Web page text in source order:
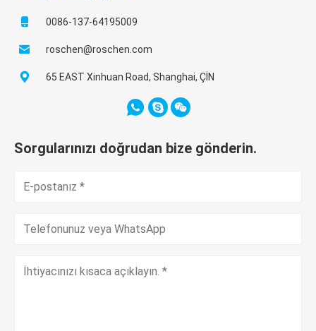
0086-137-64195009
roschen@roschen.com
65 EAST Xinhuan Road, Shanghai, ÇİN
Sorgularınızı doğrudan bize gönderin.